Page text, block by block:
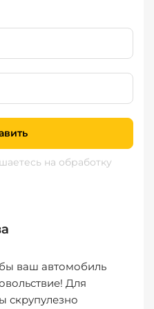
на обработку
ваш автомобиль
Для
скрупулезно